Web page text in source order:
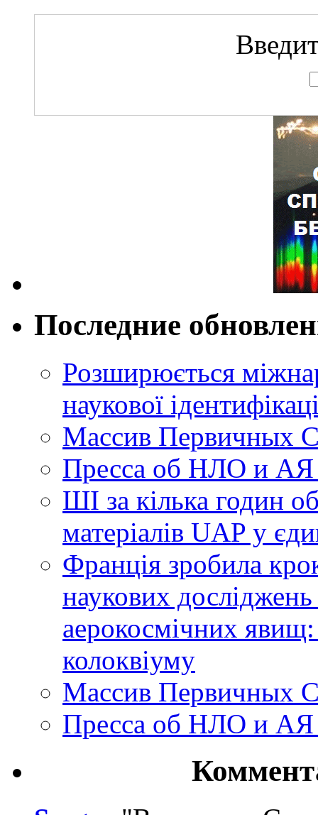
Последние
Розширюється
наукової
Массив Первичных
Пресса об НЛО и
ШІ за кілька годин
матеріалів UAP у
Франція зробила
наукових
аерокосмічних
колоквіуму
Массив Первичных
Пресса об НЛО и